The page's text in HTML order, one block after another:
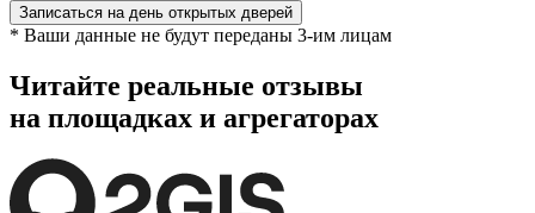
Записаться на день открытых дверей
* Ваши данные не будут переданы 3-им лицам
Читайте реальные отзывы
на площадках и агрегаторах